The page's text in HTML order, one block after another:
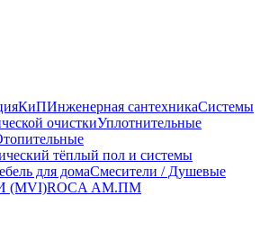
КиПИнженерная сантехникаСистемы
очисткиУплотнительные
тёплый пол и системы
для домаСмесители / Душевые
(MVI)ROCA АМ.ПМ